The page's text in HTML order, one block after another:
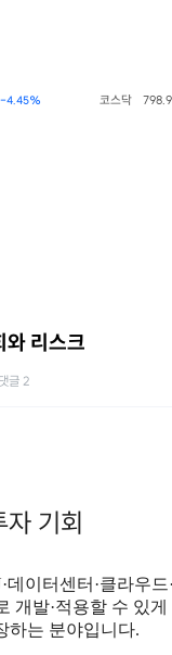
코스닥 798.9
리스크
댓글 2
자 기회
데이터센터·클라우
발·적용할 수 있게
하는 분야입니다.